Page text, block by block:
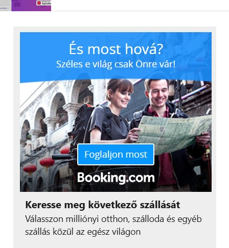
keresztül a felhasználók által beküldött javaslatokat
A segíteni szándékozók pedig már azzal is
támogathatják a háború elől menekülőket, hogy
megismertetik körükben a platformot. A HelpHUB
továbbá várja önkéntes webmoderátorok
jelentkezését, akik az oldal kezelésében tudnak
segítséget nyújtani.